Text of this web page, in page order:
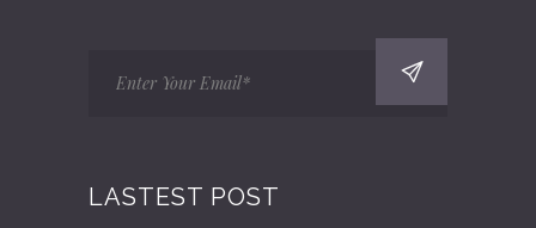
LASTEST POST